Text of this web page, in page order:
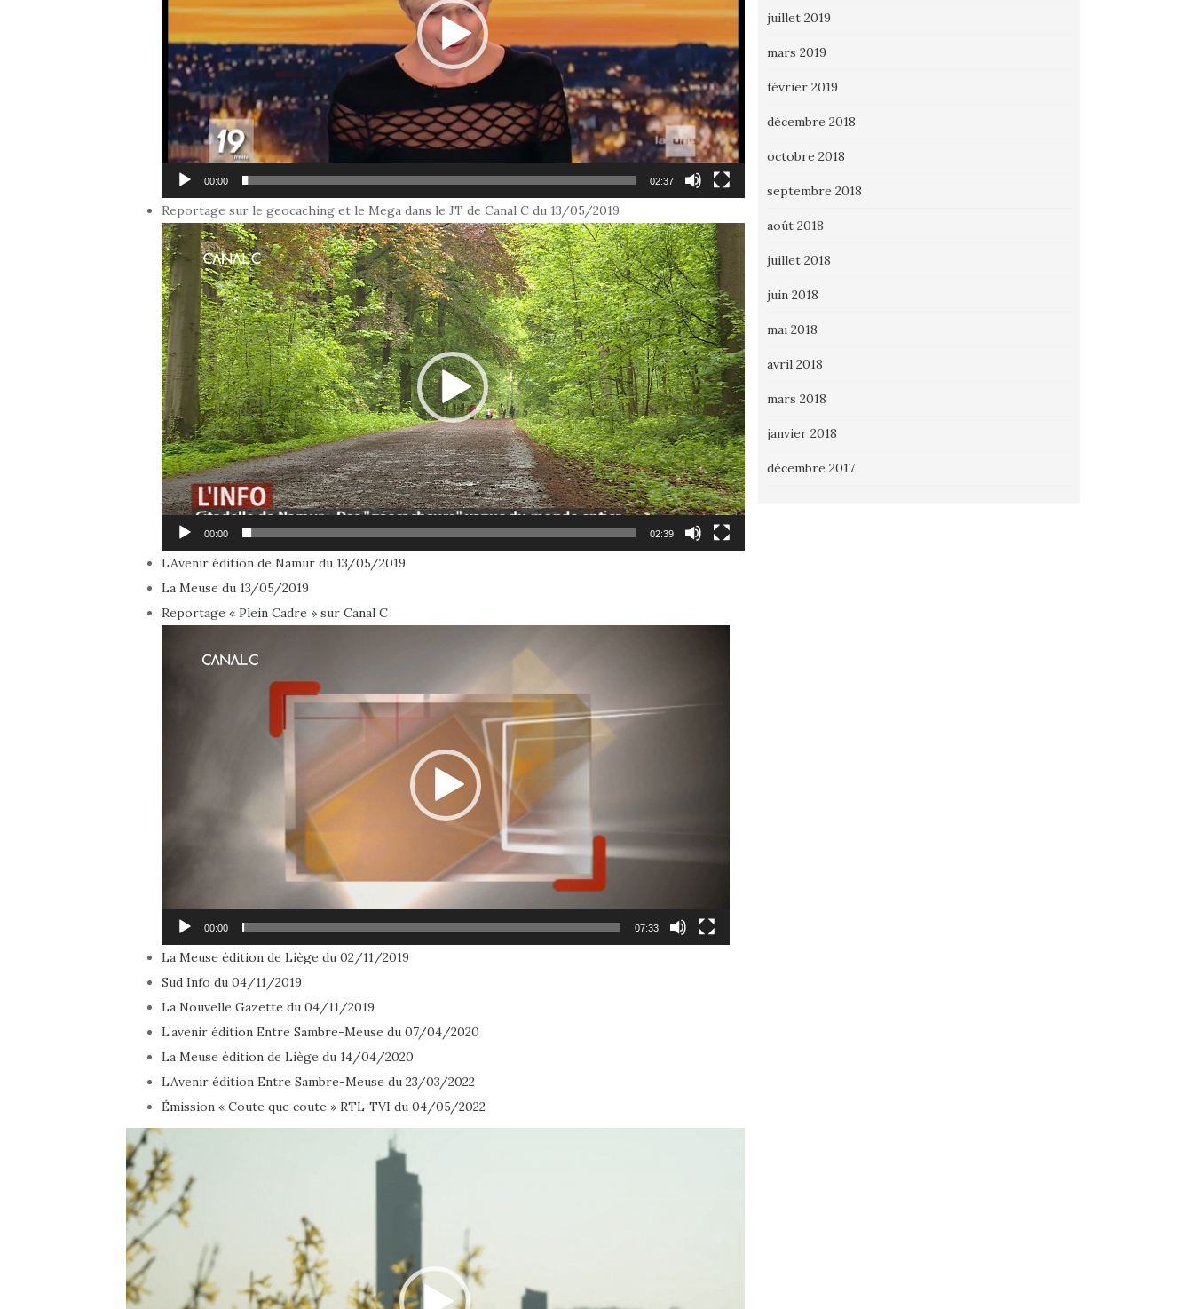
00:00 02:37
Reportage sur le geocaching et le Mega dans le JT de Canal C du 13/05/2019
Lecteur
vidéo
00:00 02:39
L’Avenir édition de Namur du 13/05/2019
La Meuse du 13/05/2019
Reportage « Plein Cadre » sur Canal C
00:00 07:33
La Meuse édition de Liège du 02/11/2019
Sud Info du 04/11/2019
La Nouvelle Gazette du 04/11/2019
L’avenir édition Entre Sambre-Meuse du 07/04/2020
La Meuse édition de Liège du 14/04/2020
L’Avenir édition Entre Sambre-Meuse du 23/03/2022
Émission « Coute que coute » RTL-TVI du 04/05/2022
Lecteur
vidéo
juillet 2019
mars 2019
février 2019
décembre 2018
octobre 2018
septembre 2018
août 2018
juillet 2018
juin 2018
mai 2018
avril 2018
mars 2018
janvier 2018
décembre 2017